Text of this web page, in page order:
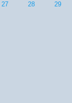
27
28 29